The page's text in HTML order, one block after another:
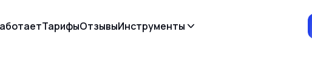
ТарифыОтзывыИнструменты